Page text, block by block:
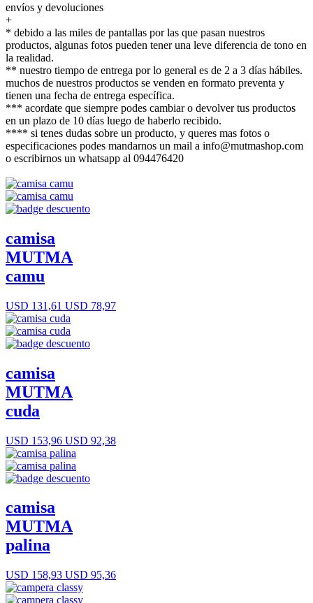
envíos y devoluciones
+
* debido a las miles de pantallas por las que pasan nuestros
productos, algunas fotos pueden tener una leve diferencia de tono en
la realidad.
** nuestro tiempo de entrega por lo general es de 2 a 3 días hábiles.
muchos de nuestros productos se venden en formato preventa y
tienen una fecha de entrega específica.
*** acordate que siempre podes cambiar o devolver tus productos
en un plazo de 10 días luego de haberlo recibido.
**** si tenes dudas sobre un producto, y queres mas fotos o
especificaciones podes mandarnos un mail a info@mutmashop.com
o escribirnos un whatsapp al 094476420
camisa
MUTMA
camu
USD 131,61 USD 78,97
camisa
MUTMA
cuda
USD 153,96 USD 92,38
camisa
MUTMA
palina
USD 158,93 USD 95,36